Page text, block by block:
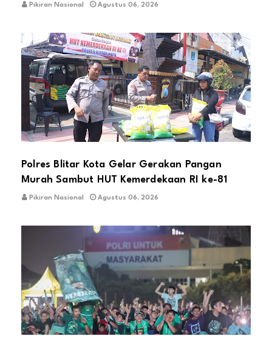
Pikiran Nasional Agustus 06, 2026
Polres Blitar Kota Gelar Gerakan Pangan
Murah Sambut HUT Kemerdekaan RI ke-81
Pikiran Nasional Agustus 06, 2026